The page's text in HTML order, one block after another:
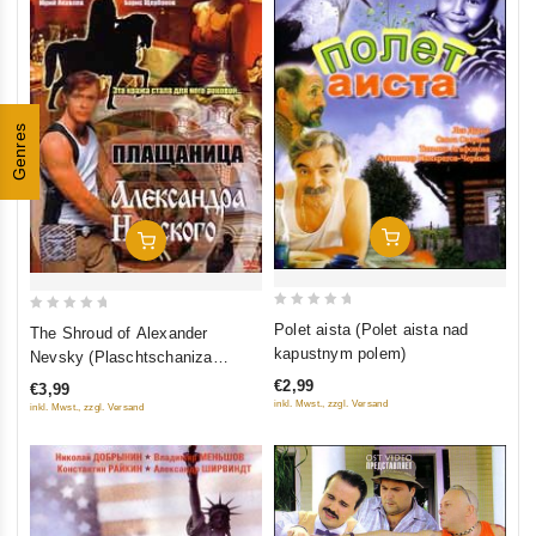
Genres
In Den Warenkorb
5
The Shroud of Alexander
Nevsky (Plaschtschaniza
Aleksandra Newskogo)
€3,99
inkl. Mwst., zzgl. Versand
In Den Warenkorb
5
Polet aista (Polet aista nad
kapustnym polem)
€2,99
inkl. Mwst., zzgl. Versand